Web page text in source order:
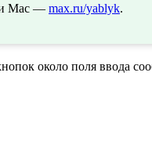
и Mac — max.ru/yablyk.
около поля ввода